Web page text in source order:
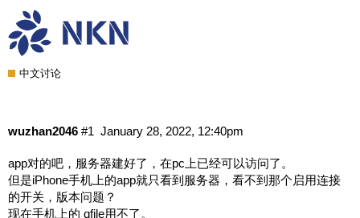
Iphonex ios 15.3 app nmobile pro, 建好
的服务器没有打开连接的开关
中文讨论
wuzhan2046 January 28, 2022, 12:40pm
#1
app对的吧，服务器建好了，在pc上已经可以访问了。
但是iPhone手机上的app就只看到服务器，看不到那个启用连接
的开关，版本问题？
现在手机上的 qfile用不了。